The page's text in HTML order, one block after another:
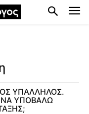
ΥΠΑΛΛΗΛΟΣ.
ΥΠΟΒΑΛΩ